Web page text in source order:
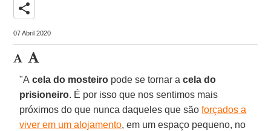
share
07 Abril 2020
"Acela do mosteiro pode se tornar acela do
prisioneiro. É por isso que nos sentimos mais
próximos do que nunca daqueles que sãoforçados a
viver em um alojamento, em um espaço pequeno, no